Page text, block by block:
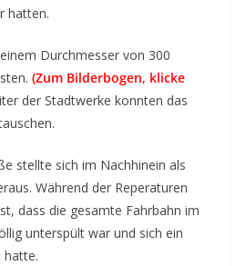
hatten.
Durchmesser von 300
(Zum Bilderbogen, klicke
der Stadtwerke konnten das
stellte sich im Nachhinein als
Während der Reperaturen
dass die gesamte Fahrbahn im
unterspült war und sich ein
hatte.